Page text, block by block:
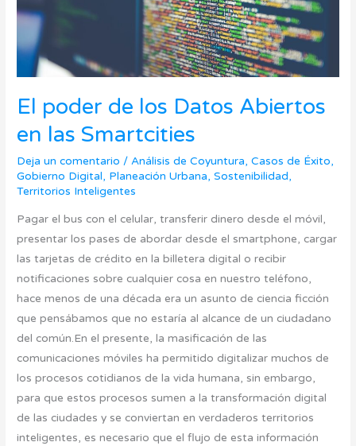
El poder de los Datos Abiertos
en las Smartcities
Deja un comentario /Análisis de Coyuntura,Casos de Éxito,
Gobierno Digital, Planeación Urbana,Sostenibilidad,
Territorios Inteligentes
Pagar el bus con el celular, transferir dinero desde el móvil,
presentar los pases de abordar desde el smartphone, cargar
las tarjetas de crédito en la billetera digital o recibir
notificaciones sobre cualquier cosa en nuestro teléfono,
hace menos de una década era un asunto de ciencia ficción
que pensábamos que no estaría al alcance de un ciudadano
del común.En el presente, la masificación de las
comunicaciones móviles ha permitido digitalizar muchos de
los procesos cotidianos de la vida humana, sin embargo,
para que estos procesos sumen a la transformación digital
de las ciudades y se conviertan en verdaderos territorios
inteligentes, es necesario que el flujo de esta información
las
Smartcities